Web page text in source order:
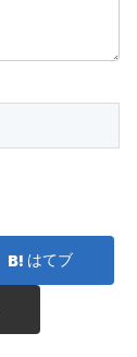
はてブ